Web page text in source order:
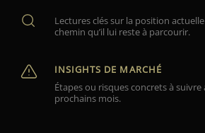
Lectures clés sur la position
chemin qu’il lui reste à parcourir.
INSIGHTS DE MARCHÉ
Étapes ou risques concrets à suivre
prochains mois.